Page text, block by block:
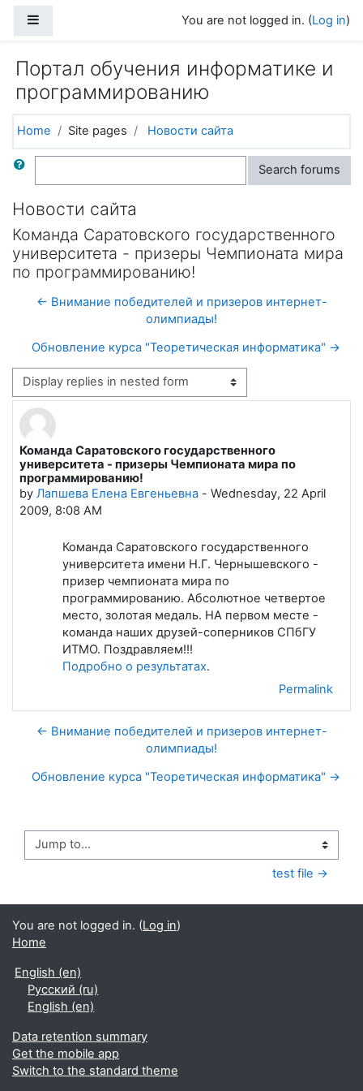
You are not logged in. (Log in)
Портал обучения информатике и
программированию
Home Site pages Новости сайта
Search Search forums
Новости сайта
Команда Саратовского государственного
университета - призеры Чемпионата мира
по программированию!
← Внимание победителей и призеров интернет-
олимпиады!
Обновление курса "Теоретическая информатика" →
Display mode
Команда Саратовского государственного
университета - призеры Чемпионата мира по
программированию!
by Лапшева Елена Евгеньевна - Wednesday, 22 April
2009, 8:08 AM
Number of replies: 0
Команда Саратовского государственного
университета имени Н.Г. Чернышевского -
призер чемпионата мира по
программированию. Абсолютное четвертое
место, золотая медаль. НА первом месте -
команда наших друзей-соперников СПбГУ
ИТМО. Поздравляем!!!
Подробно о результатах.
Permalink
← Внимание победителей и призеров интернет-
олимпиады!
Обновление курса "Теоретическая информатика" →
Jump to...
test file →
You are not logged in. (Log in)
Home
English ‎(en)‎
Русский ‎(ru)‎
English ‎(en)‎
Data retention summary
Get the mobile app
Switch to the standard theme